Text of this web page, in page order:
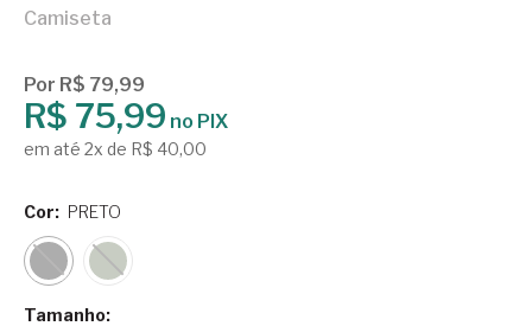
Camiseta
Por R$ 79,99
R$ 75,99 no PIX
em até 2x de R$ 40,00
Tamanho:
Cor: PRETO